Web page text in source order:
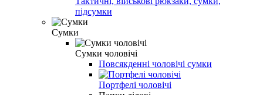
підсумки
Сумки
Сумки чоловічі
Повсякденні чоловічі сумки
Портфелі чоловічі